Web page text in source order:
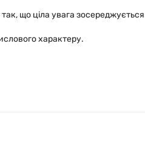
що ціла увага
характеру.